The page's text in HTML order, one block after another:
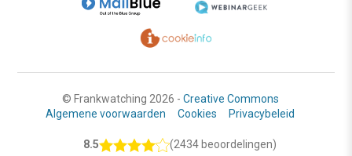
© Frankwatching 2026 - Creative Commons
Algemene voorwaarden
Cookies Privacybeleid
8.5 (2434 beoordelingen)